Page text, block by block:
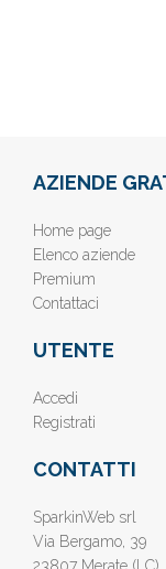
AZIENDE
Home page
Elenco aziende
Premium
Contattaci
UTENTE
Accedi
Registrati
CONTATTI
SparkinWeb srl
Via Bergamo, 39